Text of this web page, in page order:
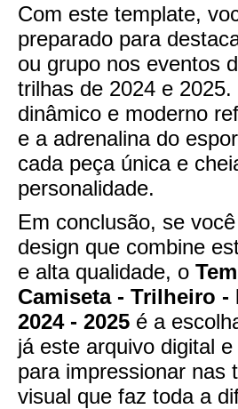
Com este template,
preparado para
ou grupo nos eventos
trilhas de 2024 e 2025.
dinâmico e moderno
e a adrenalina do
cada peça única e
personalidade.
Em conclusão, se
design que combine
e alta qualidade, o
Camiseta - Trilheiro -
2024 - 2025 é a
já este arquivo digital
para impressionar nas
visual que faz toda a